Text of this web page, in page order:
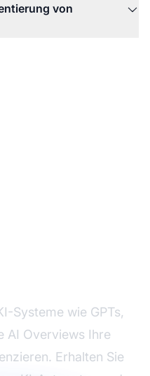
von
Systeme wie GPTs,
AI Overviews Ihre
Erhalten Sie